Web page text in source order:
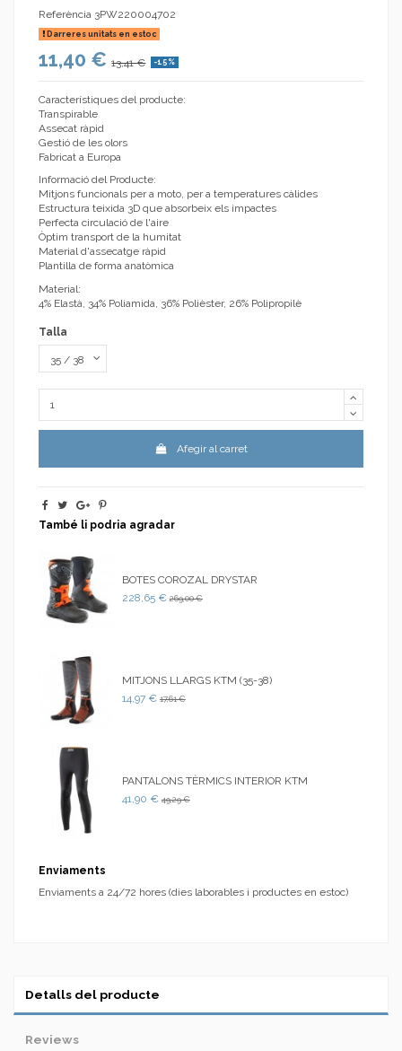
Referència 3PW220004702
Darreres unitats en estoc
11,40 € 13,41 € -15%
Característiques del producte:
Transpirable
Assecat ràpid
Gestió de les olors
Fabricat a Europa
Informació del Producte:
Mitjons funcionals per a moto, per a temperatures càlides
Estructura teixida 3D que absorbeix els impactes
Perfecta circulació de l'aire
Òptim transport de la humitat
Material d'assecatge ràpid
Plantilla de forma anatòmica
Material:
4% Elastà, 34% Poliamida, 36% Polièster, 26% Polipropilè
Talla
Afegir al carret
També li podria agradar
BOTES COROZAL DRYSTAR
228,65 € 269,00 €
MITJONS LLARGS KTM (35-38)
14,97 € 17,61 €
PANTALONS TÈRMICS INTERIOR KTM
41,90 € 49,29 €
Enviaments
Enviaments a 24/72 hores (dies laborables i productes en estoc)
Detalls del producte
Reviews